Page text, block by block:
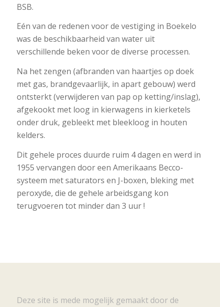
BSB.
Eén van de redenen voor de vestiging in Boekelo
was de beschikbaarheid van water uit
verschillende beken voor de diverse processen.
Na het zengen (afbranden van haartjes op doek
met gas, brandgevaarlijk, in apart gebouw) werd
ontsterkt (verwijderen van pap op ketting/inslag),
afgekookt met loog in kierwagens in kierketels
onder druk, gebleekt met bleekloog in houten
kelders.
Dit gehele proces duurde ruim 4 dagen en werd in
1955 vervangen door een Amerikaans Becco-
systeem met saturators en J-boxen, bleking met
peroxyde, die de gehele arbeidsgang kon
terugvoeren tot minder dan 3 uur !
Deze site is mede mogelijk gemaakt door de